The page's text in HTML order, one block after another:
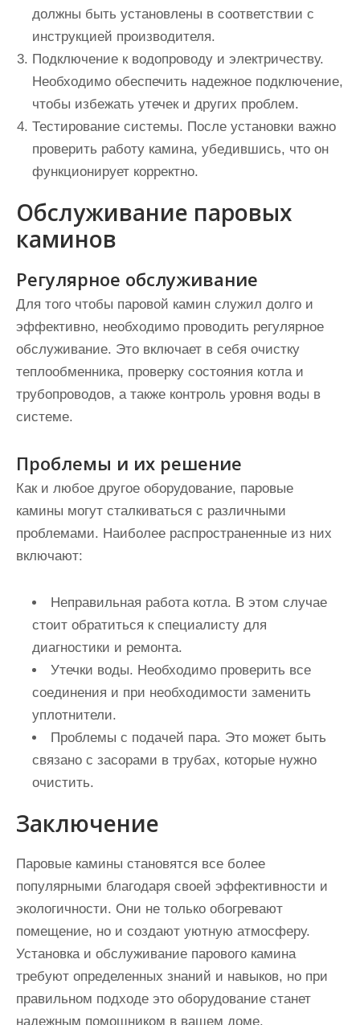
должны быть установлены в соответствии с
инструкцией производителя.
Подключение к водопроводу и электричеству.
Необходимо обеспечить надежное подключение,
чтобы избежать утечек и других проблем.
Тестирование системы. После установки важно
проверить работу камина, убедившись, что он
функционирует корректно.
Обслуживание паровых
каминов
Регулярное обслуживание
Для того чтобы паровой камин служил долго и
эффективно, необходимо проводить регулярное
обслуживание. Это включает в себя очистку
теплообменника, проверку состояния котла и
трубопроводов, а также контроль уровня воды в
системе.
Проблемы и их решение
Как и любое другое оборудование, паровые
камины могут сталкиваться с различными
проблемами. Наиболее распространенные из них
включают:
Неправильная работа котла. В этом случае
стоит обратиться к специалисту для
диагностики и ремонта.
Утечки воды. Необходимо проверить все
соединения и при необходимости заменить
уплотнители.
Проблемы с подачей пара. Это может быть
связано с засорами в трубах, которые нужно
очистить.
Заключение
Паровые камины становятся все более
популярными благодаря своей эффективности и
экологичности. Они не только обогревают
помещение, но и создают уютную атмосферу.
Установка и обслуживание парового камина
требуют определенных знаний и навыков, но при
правильном подходе это оборудование станет
надежным помощником в вашем доме.